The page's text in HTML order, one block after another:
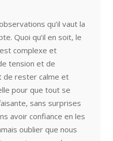
qu’il vaut la
Quoi qu’il en soit, le
complexe et
tension et de
de rester calme et
pour que tout se
sans surprises
avoir confiance en les
oublier que nous